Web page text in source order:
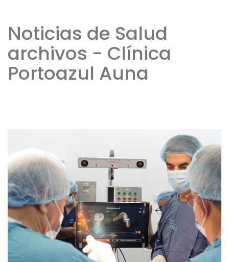
Noticias de Salud
archivos - Clínica
Portoazul Auna